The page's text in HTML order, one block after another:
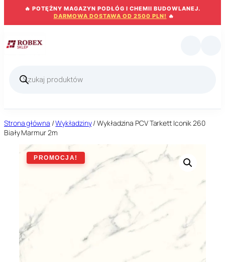
Przejdź🔥 POTĘŻNY MAGAZYN PODŁÓG I CHEMII BUDOWLANEJ.
DARMOWA DOSTAWA OD 2500 PLN! 🔥
produktów
Strona główna /Wykładziny/ Wykładzina PCV Tarkett Iconik 260
Biały Marmur 2m
PROMOCJA!